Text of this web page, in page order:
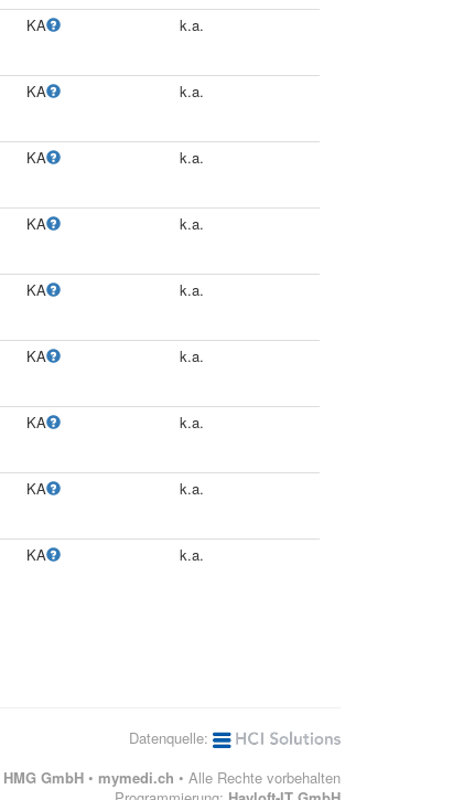
KA k.a.
KA k.a.
KA k.a.
KA k.a.
KA k.a.
KA k.a.
KA k.a.
KA k.a.
KA k.a.
Datenquelle:
HMG GmbH • mymedi.ch • Alle Rechte vorbehalten